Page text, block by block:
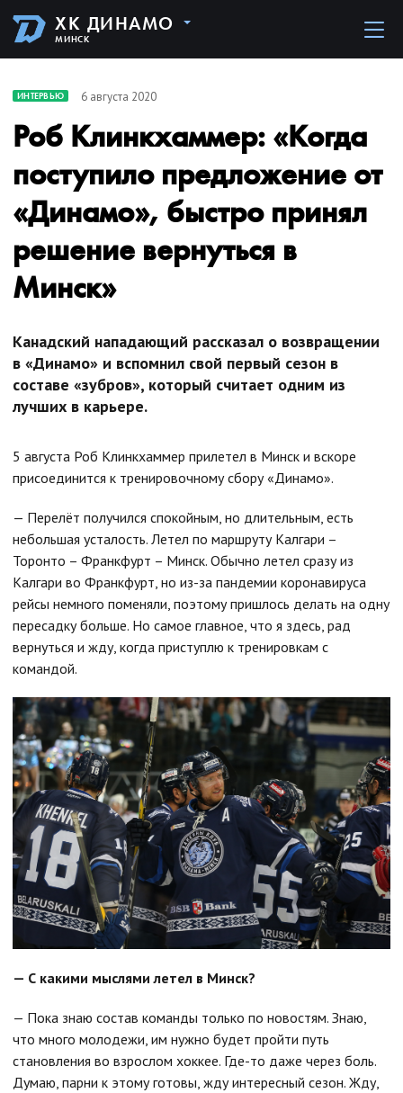
ХК ДИНАМО
МИНСК
ИНТЕРВЬЮ 6 августа 2020
Роб Клинкхаммер: «Когда
поступило предложение от
«Динамо», быстро принял
решение вернуться в
Минск»
Канадский нападающий рассказал о возвращении
в «Динамо» и вспомнил свой первый сезон в
составе «зубров», который считает одним из
лучших в карьере.
5 августа Роб Клинкхаммер прилетел в Минск и вскоре
присоединится к тренировочному сбору «Динамо».
— Перелёт получился спокойным, но длительным, есть
небольшая усталость. Летел по маршруту Калгари –
Торонто – Франкфурт – Минск. Обычно летел сразу из
Калгари во Франкфурт, но из-за пандемии коронавируса
рейсы немного поменяли, поэтому пришлось делать на одну
пересадку больше. Но самое главное, что я здесь, рад
вернуться и жду, когда приступлю к тренировкам с
командой.
— С какими мыслями летел в Минск?
— Пока знаю состав команды только по новостям. Знаю,
что много молодежи, им нужно будет пройти путь
становления во взрослом хоккее. Где-то даже через боль.
Думаю, парни к этому готовы, жду интересный сезон. Жду,